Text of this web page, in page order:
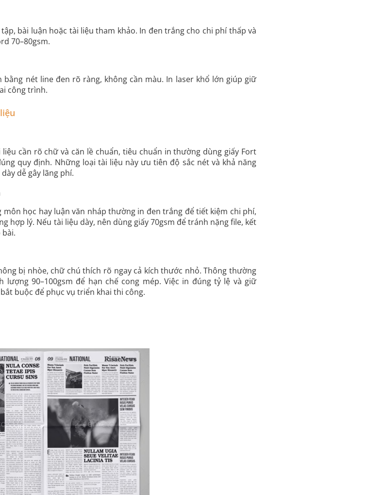
bài luận hoặc tài liệu tham khảo. In đen trắng cho chi phí thấp và
70–80gsm.
bằng nét line đen rõ ràng, không cần màu. In laser khổ lớn giúp giữ
công trình.
cần rõ chữ và căn lề chuẩn, tiêu chuẩn in thường dùng giấy Fort
quy định. Những loại tài liệu này ưu tiên độ sắc nét và khả năng
dễ gây lãng phí.
môn học hay luận văn nháp thường in đen trắng để tiết kiệm chi phí,
hợp lý. Nếu tài liệu dày, nên dùng giấy 70gsm để tránh nặng file, kết
bị nhòe, chữ chú thích rõ ngay cả kích thước nhỏ. Thông thường
lượng 90–100gsm để hạn chế cong mép. Việc in đúng tỷ lệ và giữ
buộc để phục vụ triển khai thi công.